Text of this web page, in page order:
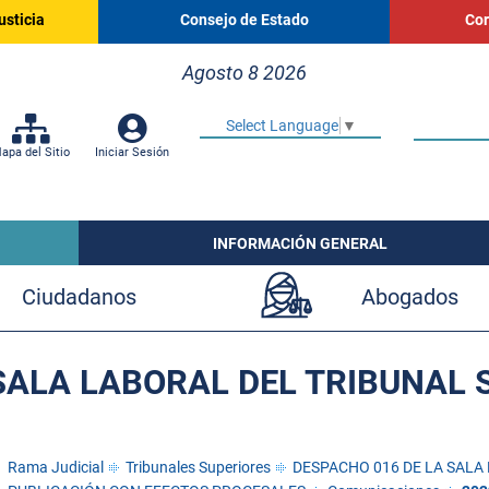
Consejo de Estado
Agosto 8 2026
del Sitio Iniciar Sesión
Select Language ▼
INFORMACIÓN GENERAL
Ciudadanos Abogados
LABORAL DEL TRIBUNAL
Rama Judicial Tribunales Superiores
DESPACHO 016 DE LA